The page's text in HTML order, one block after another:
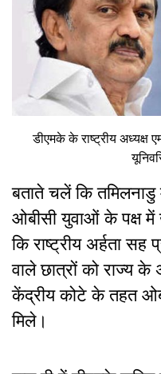
डीएमके के राष्ट्रीय
बताते चलें कि तमिलनाडु
ओबीसी युवाओं के पक्ष
कि राष्ट्रीय अर्हता सह
वाले छात्रों को राज्य
केंद्रीय कोटे के तहत
मिले।